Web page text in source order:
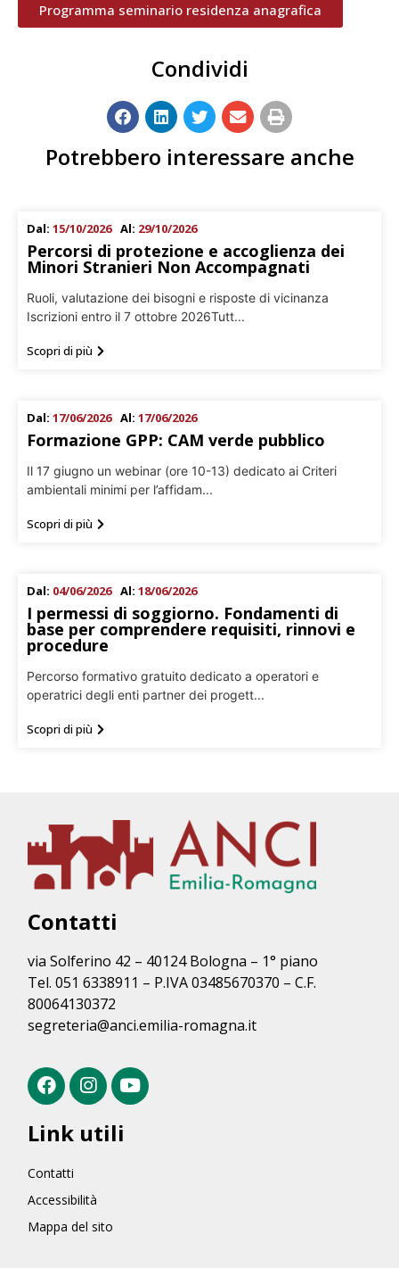
Programma seminario residenza anagrafica
Condividi
Potrebbero interessare anche
Dal: 15/10/2026 Al: 29/10/2026
Percorsi di protezione e accoglienza dei
Minori Stranieri Non Accompagnati
Ruoli, valutazione dei bisogni e risposte di vicinanza
Iscrizioni entro il 7 ottobre 2026Tutt...
Scopri di più
Dal: 17/06/2026 Al: 17/06/2026
Formazione GPP: CAM verde pubblico
Il 17 giugno un webinar (ore 10-13) dedicato ai Criteri
ambientali minimi per l’affidam...
Scopri di più
Dal: 04/06/2026 Al: 18/06/2026
I permessi di soggiorno. Fondamenti di
base per comprendere requisiti, rinnovi e
procedure
Percorso formativo gratuito dedicato a operatori e
operatrici degli enti partner dei progett...
Scopri di più
Contatti
via Solferino 42 – 40124 Bologna – 1° piano
Tel. 051 6338911 – P.IVA 03485670370 – C.F.
80064130372
segreteria@anci.emilia-romagna.it
Link utili
Contatti
Accessibilità
Mappa del sito